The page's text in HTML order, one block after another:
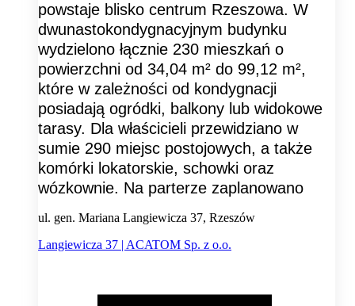
powstaje blisko centrum Rzeszowa. W
dwunastokondygnacyjnym budynku
wydzielono łącznie 230 mieszkań o
powierzchni od 34,04 m² do 99,12 m²,
które w zależności od kondygnacji
posiadają ogródki, balkony lub widokowe
tarasy. Dla właścicieli przewidziano w
sumie 290 miejsc postojowych, a także
komórki lokatorskie, schowki oraz
wózkownie. Na parterze zaplanowano
ul. gen. Mariana Langiewicza 37, Rzeszów
Langiewicza 37 | ACATOM Sp. z o.o.